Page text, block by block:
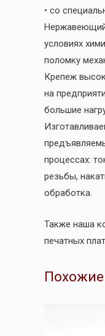
• со
Нержавеющий
условиях
поломку
Крепеж
на
большие
процессах:
резьбы,
обработка.
Также наша
печатных